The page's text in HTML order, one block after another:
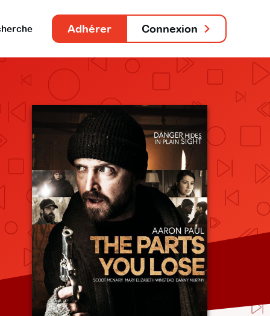
Adhérer Connexion